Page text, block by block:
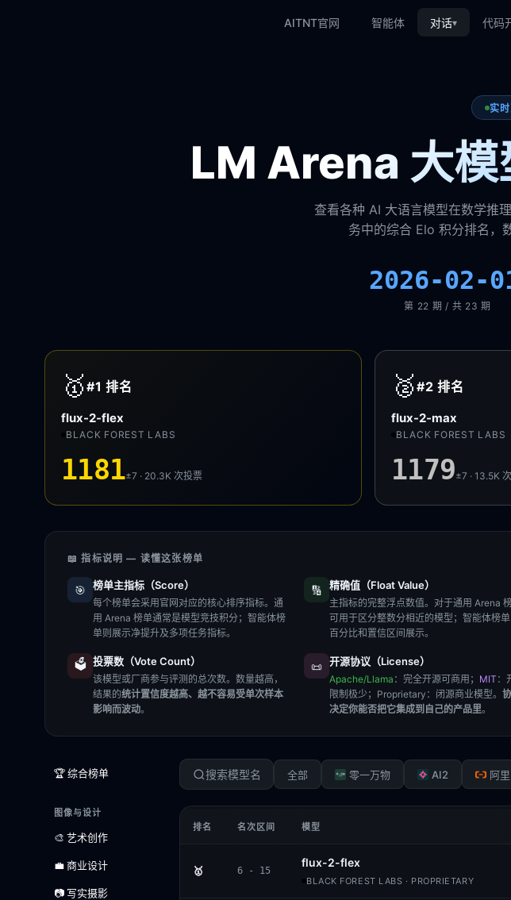
AITNT官网 智能体 对话▾ 代码
实
LM Arena 大模
查看各种 AI 大语言模型在数学推
务中的综合 Elo 积分排名，
2026-02-
第 22 期 / 共 23 期
🥇 #1排名
flux-2-flex
BLACK FOREST LABS
1181±7 · 20.3K次投票
🥈 #2排名
flux-2-max
BLACK FOREST LABS
1179±7 · 13.5K
📖 指标说明 — 读懂这张榜单
🎯 榜单主指标（Score）
每个榜单会采用官网对应的核心排序指标。通
用 Arena 榜单通常是模型竞技积分；智能体榜
单则展示净提升及多项任务指标。
🔢 精确值（Float Value）
主指标的完整浮点数值。对于通用 Arena
可用于区分整数分相近的模型；智能体榜
百分比和置信区间展示。
🗳️ 投票数（Vote Count）
该模型或厂商参与评测的总次数。数量越高，
结果的统计置信度越高、越不容易受单次样本
影响而波动。
📜 开源协议（License）
Apache/Llama ：完全开源可商用； MIT ：
限制极少； Proprietary ：闭源商业模型。
决定你能否把它集成到自己的产品里。
🏆 综合榜单
图像与设计
🎨 艺术创作
💼 商业设计
📷 写实摄影
全部 零一万物 AI2 阿
排名 名次区间 模型
🥇 6 - 15
flux-2-flex
BLACK FOREST LABS · PROPRIETARY